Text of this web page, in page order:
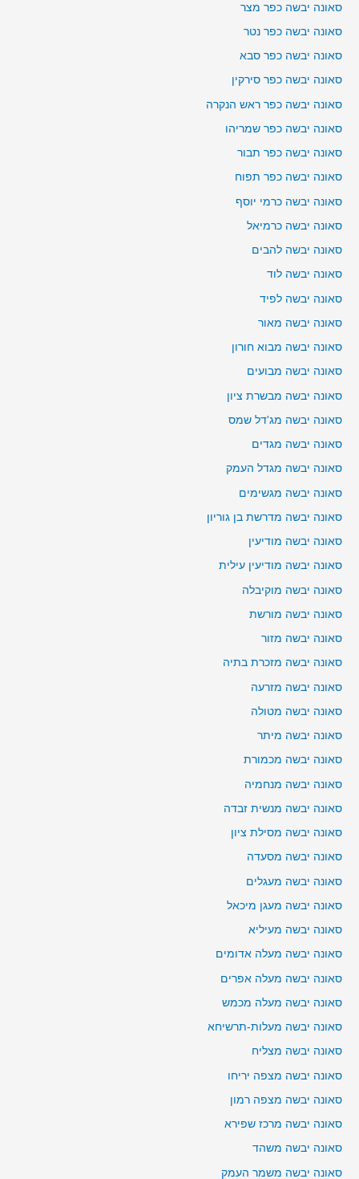
סאונה יבשה כפר מצר
סאונה יבשה כפר נטר
סאונה יבשה כפר סבא
סאונה יבשה כפר סירקין
סאונה יבשה כפר ראש הנקרה
סאונה יבשה כפר שמריהו
סאונה יבשה כפר תבור
סאונה יבשה כפר תפוח
סאונה יבשה כרמי יוסף
סאונה יבשה כרמיאל
סאונה יבשה להבים
סאונה יבשה לוד
סאונה יבשה לפיד
סאונה יבשה מאור
סאונה יבשה מבוא חורון
סאונה יבשה מבועים
סאונה יבשה מבשרת ציון
סאונה יבשה מג'דל שמס
סאונה יבשה מגדים
סאונה יבשה מגדל העמק
סאונה יבשה מגשימים
סאונה יבשה מדרשת בן גוריון
סאונה יבשה מודיעין
סאונה יבשה מודיעין עילית
סאונה יבשה מוקיבלה
סאונה יבשה מורשת
סאונה יבשה מזור
סאונה יבשה מזכרת בתיה
סאונה יבשה מזרעה
סאונה יבשה מטולה
סאונה יבשה מיתר
סאונה יבשה מכמורת
סאונה יבשה מנחמיה
סאונה יבשה מנשית זבדה
סאונה יבשה מסילת ציון
סאונה יבשה מסעדה
סאונה יבשה מעגלים
סאונה יבשה מעגן מיכאל
סאונה יבשה מעיליא
סאונה יבשה מעלה אדומים
סאונה יבשה מעלה אפרים
סאונה יבשה מעלה מכמש
סאונה יבשה מעלות-תרשיחא
סאונה יבשה מצליח
סאונה יבשה מצפה יריחו
סאונה יבשה מצפה רמון
סאונה יבשה מרכז שפירא
סאונה יבשה משהד
סאונה יבשה משמר העמק